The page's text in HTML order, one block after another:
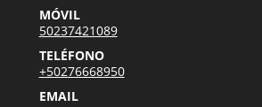
MÓVIL
50237421089
TELÉFONO
+50276668950
EMAIL